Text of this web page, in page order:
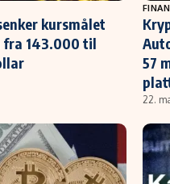
kursmålet
143.000 til
57
22.